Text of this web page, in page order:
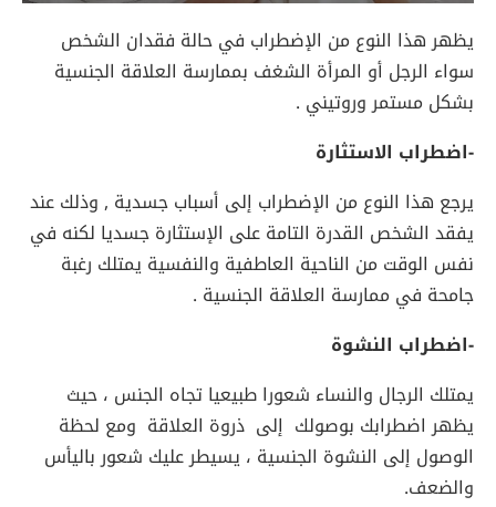
يظهر هذا النوع من الإضطراب في حالة فقدان الشخص
سواء الرجل أو المرأة الشغف بممارسة العلاقة الجنسية
بشكل مستمر وروتيني .
-اضطراب الاستثارة
يرجع هذا النوع من الإضطراب إلى أسباب جسدية , وذلك عند
يفقد الشخص القدرة التامة على الإستثارة جسديا لكنه في
نفس الوقت من الناحية العاطفية والنفسية يمتلك رغبة
جامحة في ممارسة العلاقة الجنسية .
-اضطراب النشوة
يمتلك الرجال والنساء شعورا طبيعيا تجاه الجنس ، حيث
يظهر اضطرابك بوصولك إلى ذروة العلاقة ومع لحظة
الوصول إلى النشوة الجنسية ، يسيطر عليك شعور باليأس
والضعف.